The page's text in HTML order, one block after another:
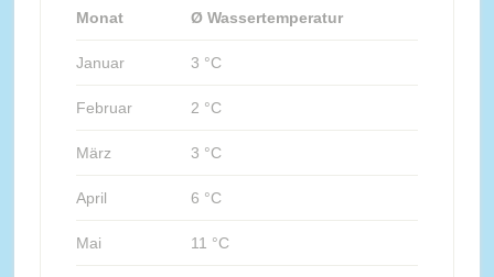
Monat Ø Wassertemperatur
Januar 3 °C
Februar 2 °C
März 3 °C
April 6 °C
Mai 11 °C